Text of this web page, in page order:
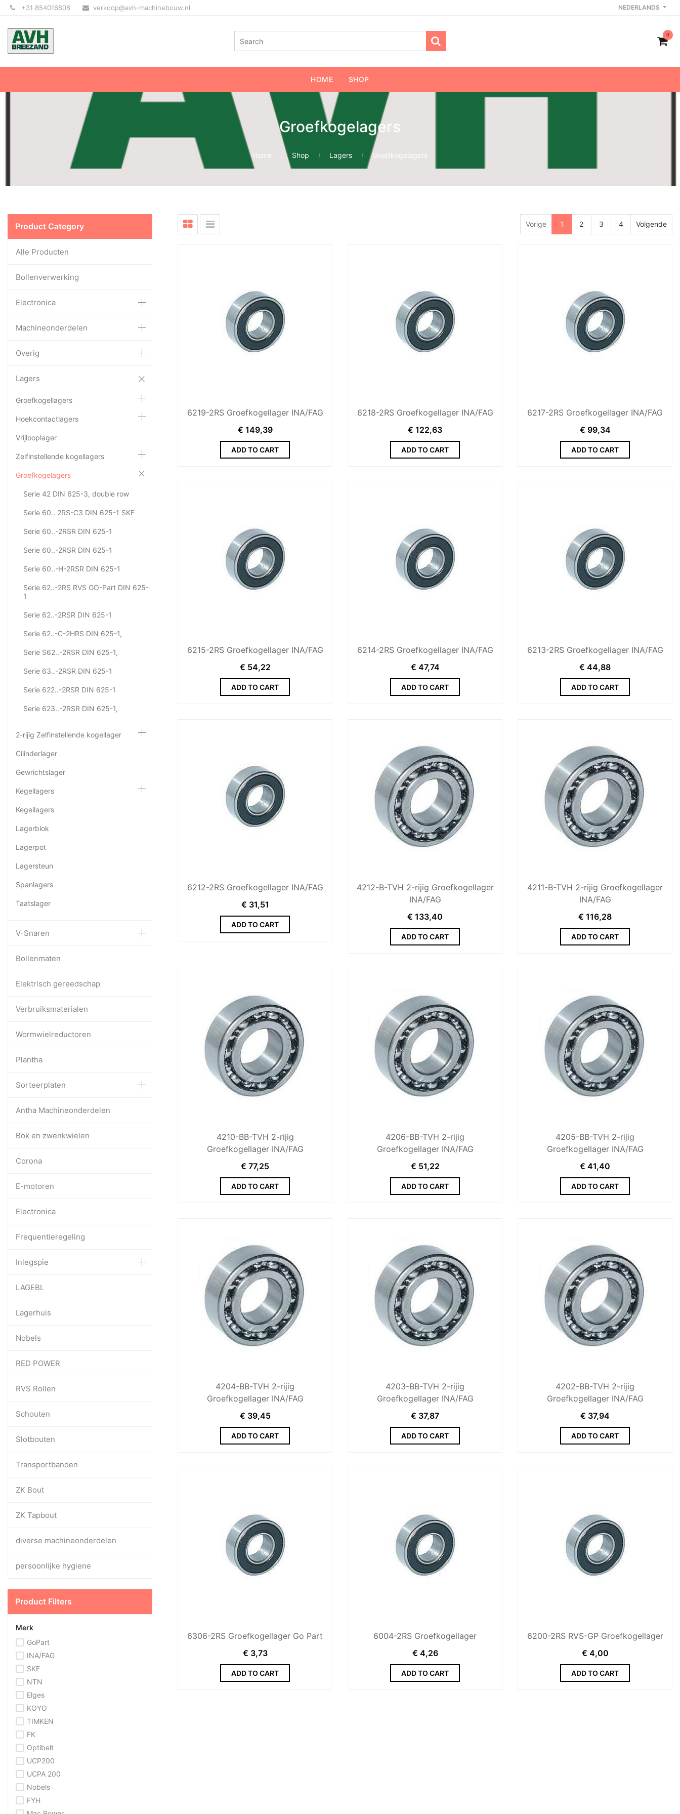
+31 854016808 verkoop@avh-machinebouw.nl NEDERLANDS
0
HOME SHOP
Groefkogelagers
Home Shop Lagers Groefkogelagers
Product Category
Alle Producten
Bollenverwerking
Electronica
Machineonderdelen
Overig
Lagers
Groefkogellagers
Hoekcontactlagers
Vrijlooplager
Zelfinstellende kogellagers
Groefkogelagers
Serie 42 DIN 625-3, double row
Serie 60.. 2RS-C3 DIN 625-1 SKF
Serie 60..-2RSR DIN 625-1
Serie 60..-2RSR DIN 625-1
Serie 60..-H-2RSR DIN 625-1
Serie 62..-2RS RVS GO-Part DIN 625-
1
Serie 62..-2RSR DIN 625-1
Serie 62..-C-2HRS DIN 625-1,
Serie S62..-2RSR DIN 625-1,
Serie 63..-2RSR DIN 625-1
Serie 622..-2RSR DIN 625-1
Serie 623..-2RSR DIN 625-1,
2-rijig Zelfinstellende kogellager
Cilinderlager
Gewrichtslager
Kegellagers
Kegellagers
Lagerblok
Lagerpot
Lagersteun
Spanlagers
Taatslager
V-Snaren
Bollenmaten
Elektrisch gereedschap
Verbruiksmaterialen
Wormwielreductoren
Plantha
Sorteerplaten
Antha Machineonderdelen
Bok en zwenkwielen
Corona
E-motoren
Electronica
Frequentieregeling
Inlegspie
LAGEBL
Lagerhuis
Nobels
RED POWER
RVS Rollen
Schouten
Slotbouten
Transportbanden
ZK Bout
ZK Tapbout
diverse machineonderdelen
persoonlijke hygiene
Product Filters
Merk
GoPart
INA/FAG
SKF
NTN
Elges
KOYO
TIMKEN
FK
Optibelt
UCP200
UCPA 200
Nobels
FYH
Vorige 1 2 3 4 Volgende
6219-2RS Groefkogellager INA/FAG
€ 149,39
ADD TO CART
6218-2RS Groefkogellager INA/FAG
€ 122,63
ADD TO CART
6217-2RS Groefkogellager INA/FAG
€ 99,34
ADD TO CART
6215-2RS Groefkogellager INA/FAG
€ 54,22
ADD TO CART
6214-2RS Groefkogellager INA/FAG
€ 47,74
ADD TO CART
6213-2RS Groefkogellager INA/FAG
€ 44,88
ADD TO CART
6212-2RS Groefkogellager INA/FAG
€ 31,51
ADD TO CART
4212-B-TVH 2-rijig Groefkogellager
INA/FAG
€ 133,40
ADD TO CART
4211-B-TVH 2-rijig Groefkogellager
INA/FAG
€ 116,28
ADD TO CART
4210-BB-TVH 2-rijig
Groefkogellager INA/FAG
€ 77,25
ADD TO CART
4206-BB-TVH 2-rijig
Groefkogellager INA/FAG
€ 51,22
ADD TO CART
4205-BB-TVH 2-rijig
Groefkogellager INA/FAG
€ 41,40
ADD TO CART
4204-BB-TVH 2-rijig
Groefkogellager INA/FAG
€ 39,45
ADD TO CART
4203-BB-TVH 2-rijig
Groefkogellager INA/FAG
€ 37,87
ADD TO CART
4202-BB-TVH 2-rijig
Groefkogellager INA/FAG
€ 37,94
ADD TO CART
6306-2RS Groefkogellager Go Part
€ 3,73
ADD TO CART
6004-2RS Groefkogellager
€ 4,26
ADD TO CART
6200-2RS RVS-GP Groefkogellager
€ 4,00
ADD TO CART